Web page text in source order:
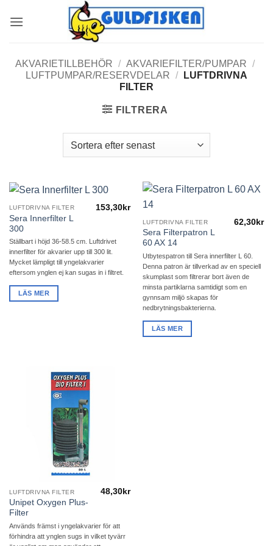
AKVARIETILLBEHÖR / AKVARIEFILTER/PUMPAR /
LUFTPUMPAR/RESERVDELAR /
LUFTDRIVNA
FILTER
FILTRERA
LUFTDRIVNA FILTER
Sera Innerfilter L
300
153,30 kr
Ställbart i höjd 36-58.5 cm. Luftdrivet
innerfilter för akvarier upp till 300 lit.
Mycket lämpligt till yngelakvarier
eftersom ynglen ej kan sugas in i filtret.
LÄS MER
LUFTDRIVNA FILTER
Sera Filterpatron L
60 AX 14
62,30kr
Utbytespatron till Sera innerfilter L 60.
Denna patron är tillverkad av en speciell
skumplast som filtrerar bort även de
minsta partiklarna samtidigt som en
gynnsam miljö skapas för
nedbrytningsbakterierna.
LÄS MER
LUFTDRIVNA FILTER
Unipet Oxygen Plus-
Filter
48,30 kr
Används främst i yngelakvarier för att
förhindra att ynglen sugs in vilket tyvärr